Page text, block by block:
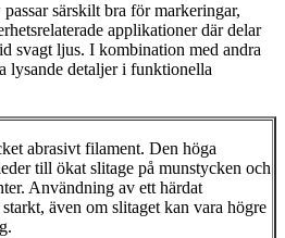
särskilt bra för markeringar,
applikationer där delar
svagt ljus. I kombination med andra
lysande detaljer i funktionella
abrasivt filament. Den höga
till ökat slitage på munstycken och
Användning av ett härdat
även om slitaget kan vara högre